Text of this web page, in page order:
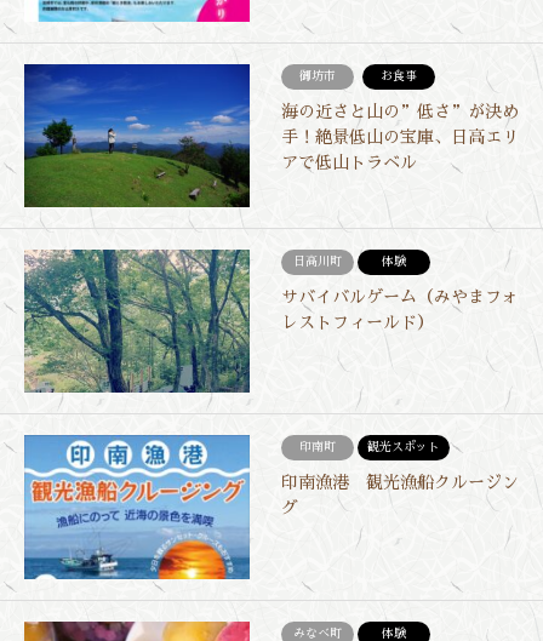
御坊市 お食事
海の近さと山の”低さ”が決め
手！絶景低山の宝庫、日高エリ
アで低山トラベル
日高川町 体験
サバイバルゲーム（みやまフォ
レストフィールド）
印南町 観光スポット
印南漁港 観光漁船クルージン
グ
みなべ町 体験